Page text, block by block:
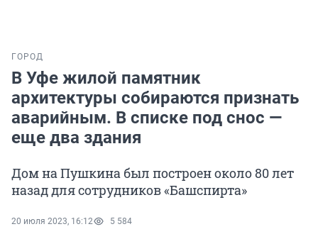
ГОРОД
В Уфе жилой памятник
архитектуры собираются признать
аварийным. В списке под снос —
еще два здания
Дом на Пушкина был построен около 80 лет
назад для сотрудников «Башспирта»
20 июля 2023, 16:12 5 584